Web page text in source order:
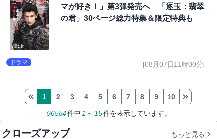
マが好き！」第3弾発売へ 「逐玉：翡翠
の君」30ページ総力特集＆限定特典も
ドラマ [08月07日11時00分]
96584件中 1 ～ 15件を表示しています。
1 2 3 4 5 6 7 8 9 10
クローズアップ もっと見る